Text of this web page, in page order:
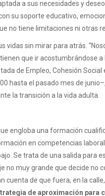
a sus necesidades y
su soporte educativo,
no tiene limitaciones ni
vidas sin mirar para atrás.
que ir acostumbrándose
de Empleo, Cohesión
hasta el pasado mes de
la transición a la vida adulta.
engloba una formación
en competencias
Se trata de una salida para
no muy grande que decide
de que fuera, en la
de aproximación para